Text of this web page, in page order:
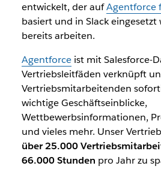
entwickelt, der aufAgentforce
basiert und in Slack eingesetzt
bereits arbeiten.
Agentforceist mit Salesforce-
Vertriebsleitfäden verknüpft
Vertriebsmitarbeitenden
wichtige Geschäftseinblicke,
Wettbewerbsinformationen,
und vieles mehr. Unser
über 25.000
66.000 Stunden pro Jahr zu